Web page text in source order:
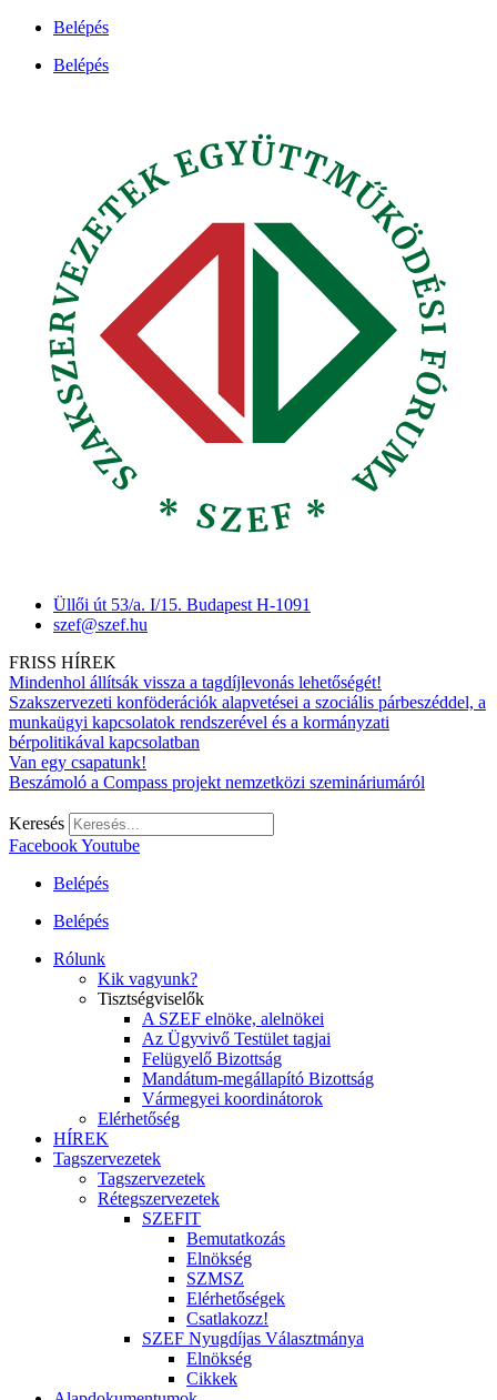
Ugrás
tartalomhoz
Belépés
Belépés
Üllői út 53/a. I/15. Budapest H-1091
szef@szef.hu
FRISS HÍREK
Mindenhol állítsák vissza a tagdíjlevonás lehetőségét!
Szakszervezeti konföderációk alapvetései a szociális párbeszéddel, a
munkaügyi kapcsolatok rendszerével és a kormányzati
bérpolitikával kapcsolatban
Van egy csapatunk!
Beszámoló a Compass projekt nemzetközi szemináriumáról
Keresés
FacebookYoutube
Belépés
Belépés
Rólunk
Kik vagyunk?
Tisztségviselők
A SZEF elnöke, alelnökei
Az Ügyvivő Testület tagjai
Felügyelő Bizottság
Mandátum-megállapító Bizottság
Vármegyei koordinátorok
Elérhetőség
HÍREK
Tagszervezetek
Tagszervezetek
Rétegszervezetek
SZEFIT
Bemutatkozás
Elnökség
SZMSZ
Elérhetőségek
Csatlakozz!
SZEF Nyugdíjas Választmánya
Elnökség
Cikkek